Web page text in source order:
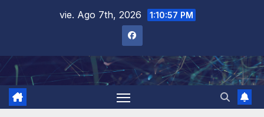
vie. Ago 7th, 2026 1:10:58 PM